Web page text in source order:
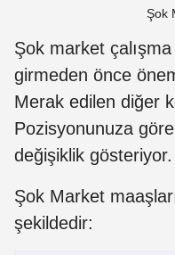
Şok
Şok market
girmeden önce
Merak edilen diğer
Pozisyonunuza
değişiklik gösteriyor.
Şok Market
şekildedir: